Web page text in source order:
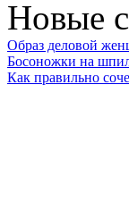
Новые
Образ деловой
Босоножки на
Как правильно